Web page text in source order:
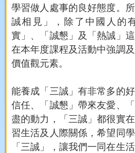
學習做人處事的良好態度。
誠相見」，除了中國人的
實」、「誠懇」及「熱誠」
在本年度課程及活動中強調
價值觀元素。
能養成「三誠」有非常多的
信任、「誠懇」帶來友愛、
盡的動力，「三誠」都很實
習生活及人際關係，希望同
「三誠」，讓我們一同在生